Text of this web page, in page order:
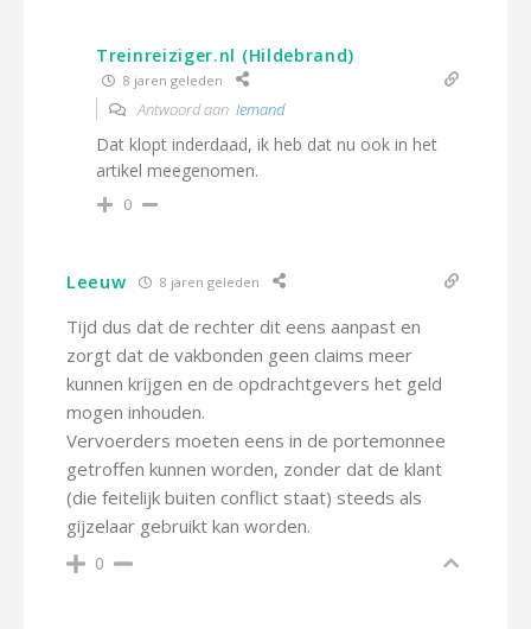
Treinreiziger.nl (Hildebrand)
8 jaren geleden
Antwoord aan Iemand
Dat klopt inderdaad, ik heb dat nu ook in het
artikel meegenomen.
0
Leeuw 8 jaren geleden
Tijd dus dat de rechter dit eens aanpast en
zorgt dat de vakbonden geen claims meer
kunnen krijgen en de opdrachtgevers het geld
mogen inhouden.
Vervoerders moeten eens in de portemonnee
getroffen kunnen worden, zonder dat de klant
(die feitelijk buiten conflict staat) steeds als
gijzelaar gebruikt kan worden.
0